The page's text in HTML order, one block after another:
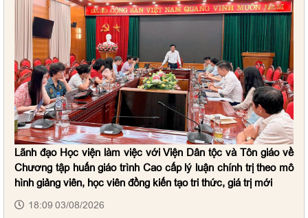
Lãnh đạo Học viện làm việc với Viện Dân tộc và Tôn giáo về
Chương tập huấn giáo trình Cao cấp lý luận chính trị theo mô
hình giảng viên, học viên đồng kiến tạo tri thức, giá trị mới
18:09 03/08/2026